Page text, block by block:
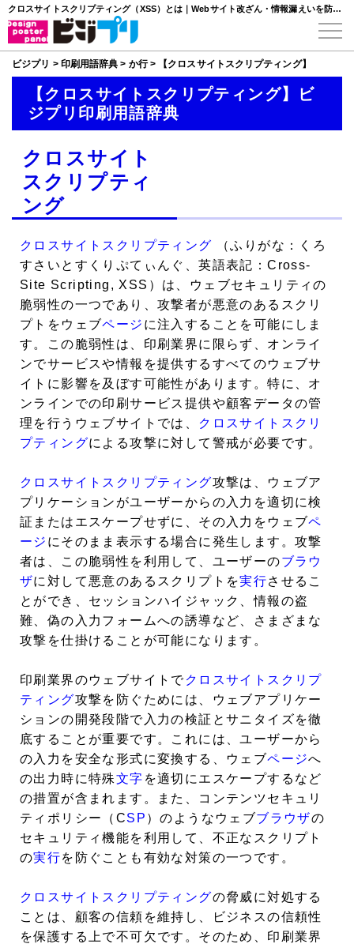
クロスサイトスクリプティング（XSS）とは｜Webサイト改ざん・情報漏えいを防ぐ基本
ビジプリ > 印刷用語辞典 > か行> 【クロスサイトスクリプティング】
【クロスサイトスクリプティング】ビ
ジプリ印刷用語辞典
クロスサイト
スクリプティ
ング
クロスサイトスクリプティング （ふりがな：くろ
すさいとすくりぷてぃんぐ、英語表記：Cross-
Site Scripting, XSS）は、ウェブセキュリティの
脆弱性の一つであり、攻撃者が悪意のあるスクリ
プトをウェブページ に注入することを可能にしま
す。この脆弱性は、印刷業界に限らず、オンライ
ンでサービスや情報を提供するすべてのウェブサ
イトに影響を及ぼす可能性があります。特に、オ
ンラインでの印刷サービス提供や顧客データの管
理を行うウェブサイトでは、
クロスサイトスクリ
プティングによる攻撃に対して警戒が必要です。
クロスサイトスクリプティング攻撃は、ウェブア
プリケーションがユーザーからの入力を適切に検
証またはエスケープせずに、その入力をウェブペ
ージ にそのまま表示する場合に発生します。攻撃
者は、この脆弱性を利用して、ユーザーのブラウ
ザに対して悪意のあるスクリプトを実行させるこ
とができ、セッションハイジャック、情報の盗
難、偽の入力フォームへの誘導など、さまざまな
攻撃を仕掛けることが可能になります。
印刷業界のウェブサイトでクロスサイトスクリプ
ティング攻撃を防ぐためには、ウェブアプリケー
ションの開発段階で入力の検証とサニタイズを徹
底することが重要です。これには、ユーザーから
の入力を安全な形式に変換する、ウェブページへ
の出力時に特殊文字 を適切にエスケープするなど
の措置が含まれます。また、コンテンツセキュリ
ティポリシー（CSP ）のようなウェブブラウザの
セキュリティ機能を利用して、不正なスクリプト
の実行を防ぐことも有効な対策の一つです。
クロスサイトスクリプティングの脅威に対処する
ことは、顧客の信頼を維持し、ビジネスの信頼性
を保護する上で不可欠です。そのため、印刷業界